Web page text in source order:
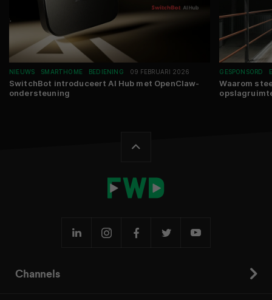
NIEUWS SMARTHOME BEDIENING 09 FEBRUARI 2026
SwitchBot introduceert AI Hub met OpenClaw-
ondersteuning
GESPONSORD
Waarom
Channels